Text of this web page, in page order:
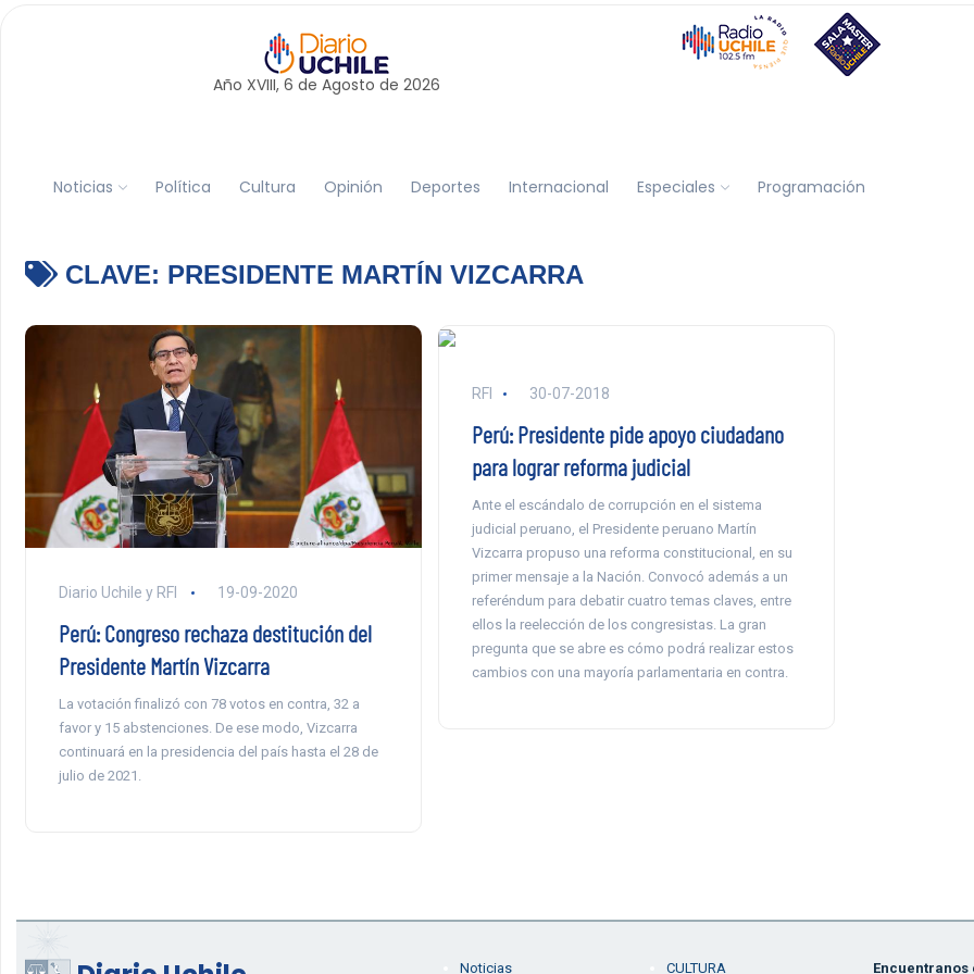
Año XVIII, 6 de Agosto de 2026
Noticias Política Cultura Opinión Deportes Internacional Especiales Programación
CLAVE: PRESIDENTE MARTÍN VIZCARRA
Diario Uchile y RFI 19-09-2020
Perú: Congreso rechaza destitución del
Presidente Martín Vizcarra
La votación finalizó con 78 votos en contra, 32 a
favor y 15 abstenciones. De ese modo, Vizcarra
continuará en la presidencia del país hasta el 28 de
julio de 2021.
RFI 30-07-2018
Perú: Presidente pide apoyo ciudadano
para lograr reforma judicial
Ante el escándalo de corrupción en el sistema
judicial peruano, el Presidente peruano Martín
Vizcarra propuso una reforma constitucional, en su
primer mensaje a la Nación. Convocó además a un
referéndum para debatir cuatro temas claves, entre
ellos la reelección de los congresistas. La gran
pregunta que se abre es cómo podrá realizar estos
cambios con una mayoría parlamentaria en contra.
Noticias CULTURA Encuentranos